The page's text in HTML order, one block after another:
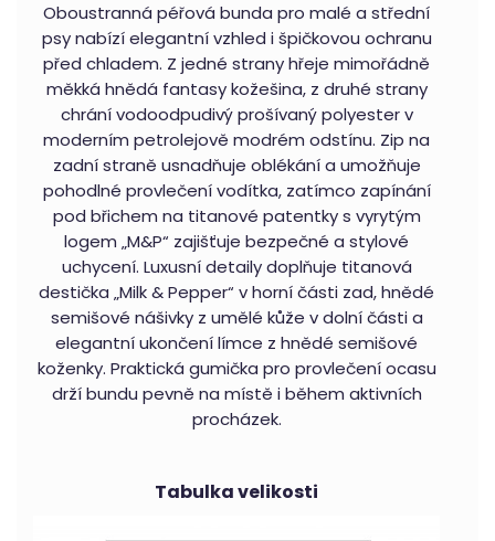
Oboustranná péřová bunda pro malé a střední
psy nabízí elegantní vzhled i špičkovou ochranu
před chladem. Z jedné strany hřeje mimořádně
měkká hnědá fantasy kožešina, z druhé strany
chrání vodoodpudivý prošívaný polyester v
moderním petrolejově modrém odstínu. Zip na
zadní straně usnadňuje oblékání a umožňuje
pohodlné provlečení vodítka, zatímco zapínání
pod břichem na titanové patentky s vyrytým
logem „M&P“ zajišťuje bezpečné a stylové
uchycení. Luxusní detaily doplňuje titanová
destička „Milk & Pepper“ v horní části zad, hnědé
semišové nášivky z umělé kůže v dolní části a
elegantní ukončení límce z hnědé semišové
koženky. Praktická gumička pro provlečení ocasu
drží bundu pevně na místě i během aktivních
procházek.
Tabulka velikosti